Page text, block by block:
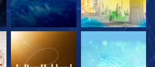
シリーズを探求 シリーズを探求